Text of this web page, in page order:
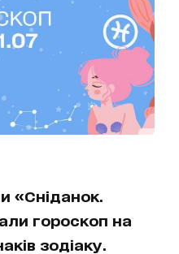
«Сніданок.
гороскоп на
зодіаку.